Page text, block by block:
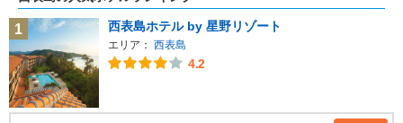
1 西表島ホテル by 星野リゾート
エリア： 西表島
4.2